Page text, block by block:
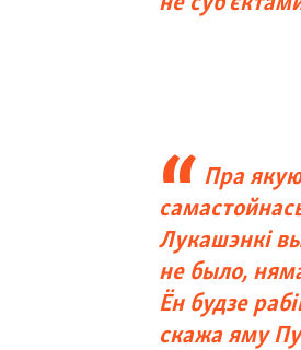
Пра
Лукашэнкі
не было,
Ён будзе
скажа яму